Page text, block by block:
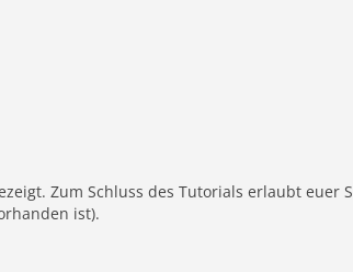
Zum Schluss des Tutorials erlaubt euer
ist).